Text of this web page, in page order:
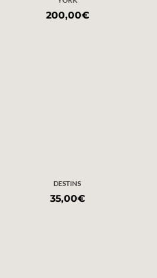
200,00€
DESTINS
35,00€